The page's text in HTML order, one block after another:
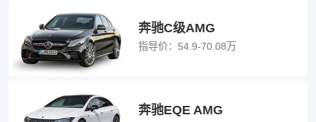
奔驰C级AMG
指导价： 54.9-70.08万
奔驰EQE AMG